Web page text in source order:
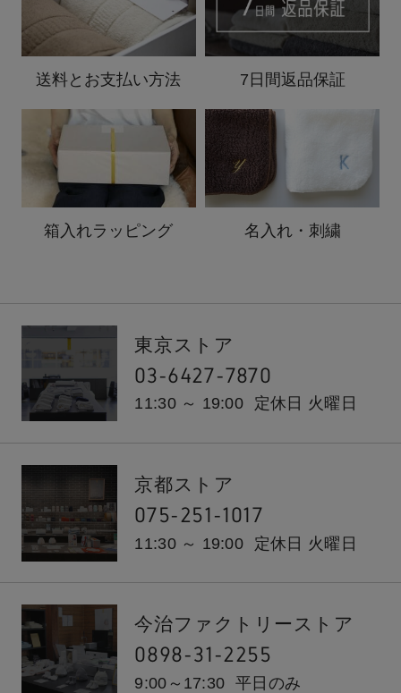
送料と お支払い方法 7日間返品保証
箱入れラッピング 名入れ・刺繍
東京ストア
03-6427-7870
11:30 ～ 19:00 定休日 火曜日
京都ストア
075-251-1017
11:30 ～ 19:00 定休日 火曜日
今治ファクトリーストア
0898-31-2255
9:00～17:30 平日のみ